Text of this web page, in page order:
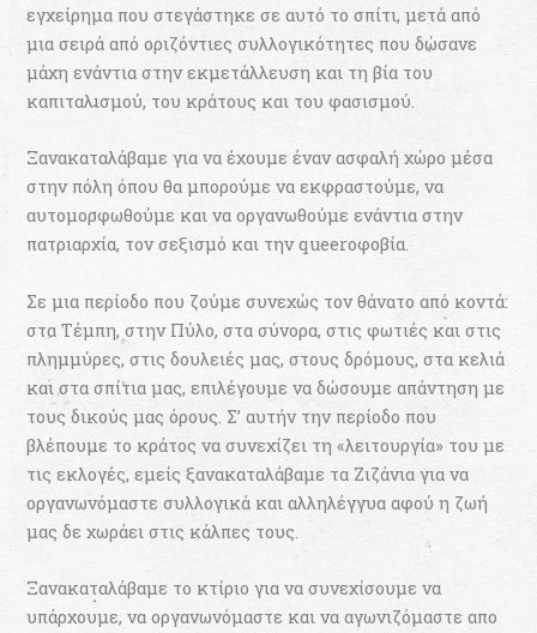
εγχείρημα που στεγάστηκε σε αυτό το σπίτι, μετά από
μια σειρά από οριζόντιες συλλογικότητες που δώσανε
μάχη ενάντια στην εκμετάλλευση και τη βία του
καπιταλισμού, του κράτους και του φασισμού.
Ξανακαταλάβαμε για να έχουμε έναν ασφαλή χώρο μέσα
στην πόλη όπου θα μπορούμε να εκφραστούμε, να
αυτομορφωθούμε και να οργανωθούμε ενάντια στην
πατριαρχία, τον σεξισμό και την queeroφοβία.
Σε μια περίοδο που ζούμε συνεχώς τον θάνατο από κοντά:
στα Τέμπη, στην Πύλο, στα σύνορα, στις φωτιές και στις
πλημμύρες, στις δουλειές μας, στους δρόμους, στα κελιά
και στα σπίτια μας, επιλέγουμε να δώσουμε απάντηση με
τους δικούς μας όρους. Σ’ αυτήν την περίοδο που
βλέπουμε το κράτος να συνεχίζει τη «λειτουργία» του με
τις εκλογές, εμείς ξανακαταλάβαμε τα Ζιζάνια για να
οργανωνόμαστε συλλογικά και αλληλέγγυα αφού η ζωή
μας δε χωράει στις κάλπες τους.
Ξανακαταλάβαμε το κτίριο για να συνεχίσουμε να
υπάρχουμε, να οργανωνόμαστε και να αγωνιζόμαστε απο